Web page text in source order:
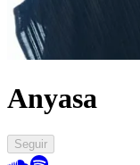
Anyasa
Seguir